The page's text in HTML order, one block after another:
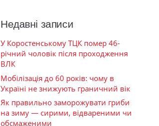
Недавні записи
У Коростенському ТЦК помер 46-
річний чоловік після проходження
ВЛК
Мобілізація до 60 років: чому в
Україні не знижують граничний вік
Як правильно заморожувати гриби
на зиму — сирими, відвареними чи
обсмаженими